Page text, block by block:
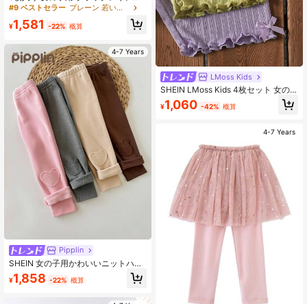
ス、春夏秋冬シーズン、屋外活動や
#9 ベストセラー プレーン 若い女の子のレギンス
¥1,581 -22% 概算
4-7 Years
Pipplin
SHEIN 女の子用かわいいニットハー
トパターンレギンスセット4枚組、秋
冬に活躍、家庭、アウトドア、学
¥1,858 -22% 概算
LMoss Kids
SHEIN LMoss Kids 4枚セット 女の
子 無地 フィットカジュアルレギンス
¥1,060 -42% 概算
4-7 Years